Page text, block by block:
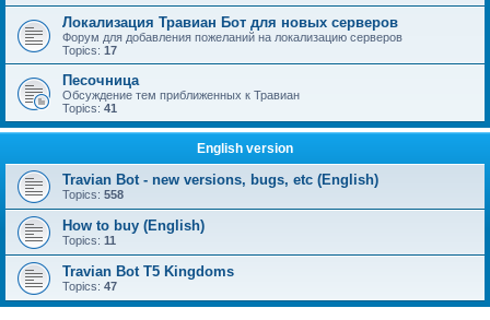
Локализация Травиан Бот для новых серверов
Форум для добавления пожеланий на локализацию серверов
Topics: 17
Песочница
Обсуждение тем приближенных к Травиан
Topics: 41
English version
Travian Bot - new versions, bugs, etc (English)
Topics: 558
How to buy (English)
Topics: 11
Travian Bot T5 Kingdoms
Topics: 47